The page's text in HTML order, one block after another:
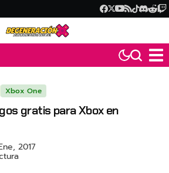
Xbox One
gratis para Xbox en
2017